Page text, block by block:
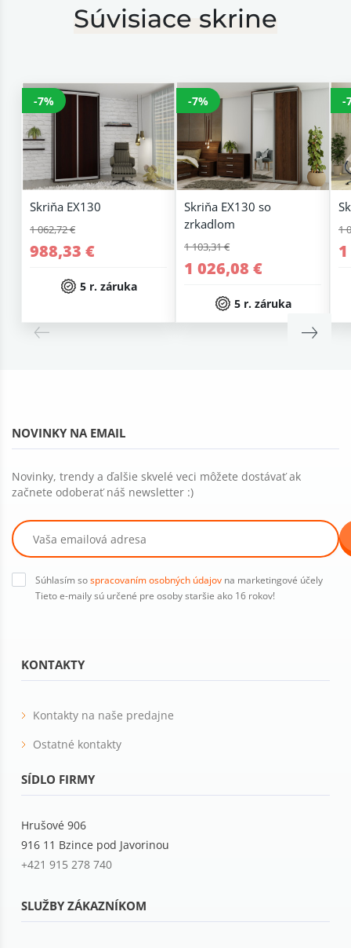
Súvisiace skrine
-7%
Skriňa EX130
1 062,72 €
988,33 €
5 r. záruka
-7%
Skriňa EX130 so
zrkadlom
1 103,31 €
1 026,08 €
5 r. záruka
-
1
KONTAKTY
Kontakty na naše predajne
Ostatné kontakty
SÍDLO FIRMY
Hrušové 906
916 11 Bzince pod Javorinou
+421 915 278 740
SLUŽBY ZÁKAZNÍKOM
NOVINKY NA EMAIL
Novinky, trendy a ďalšie skvelé veci môžete dostávať ak
začnete odoberať náš newsletter :)
Súhlasím sospracovaním osobných údajov na marketingové účely
Tieto e-maily sú určené pre osoby staršie ako 16 rokov!